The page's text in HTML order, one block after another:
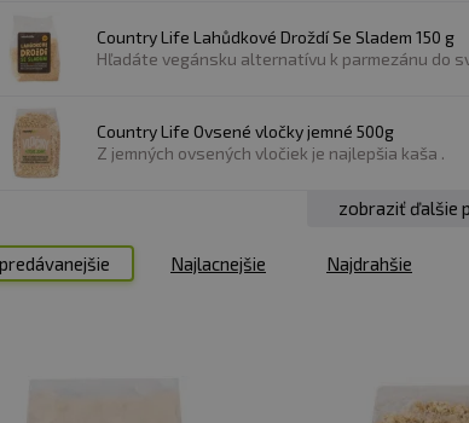
Country Life Lahůdkové Droždí Se Sladem 150 g
Hľadáte vegánsku alternatívu k parmezánu do
Country Life Ovsené vločky jemné 500g
Z jemných ovsených vločiek je najlepšia kaša .
zobraziť ďalšie
Najlacnejšie Najdrahšie